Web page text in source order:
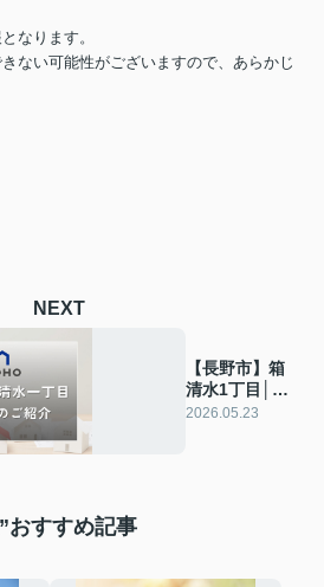
なります。
ない可能性がございますので、あらかじ
NEXT
【長野市】箱
清水1丁目│お
すすめ分譲地
2026.05.23
おすすめ記事